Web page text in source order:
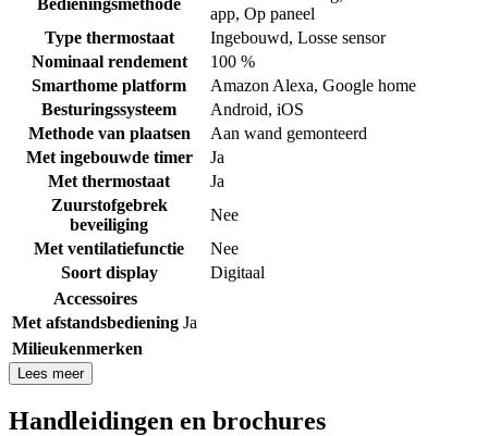
Bedieningsmethode
app, Op paneel
Type thermostaat
Ingebouwd, Losse sensor
Nominaal rendement
100 %
Smarthome platform
Amazon Alexa, Google home
Besturingssysteem
Android, iOS
Methode van plaatsen
Aan wand gemonteerd
Met ingebouwde timer
Ja
Met thermostaat
Ja
Zuurstofgebrek
beveiliging
Nee
Met ventilatiefunctie
Nee
Soort display
Digitaal
Accessoires
Met afstandsbediening Ja
Milieukenmerken
Lees meer
Handleidingen en brochures